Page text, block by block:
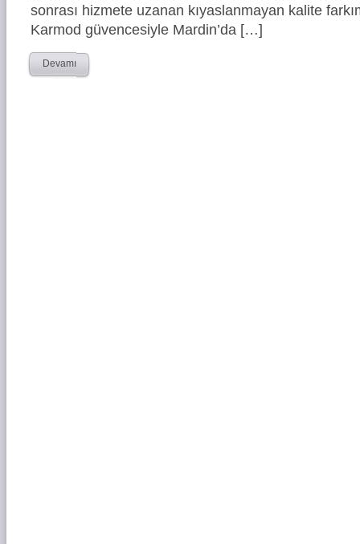
sonrası hizmete uzanan kıyaslanmayan kalite
Karmod güvencesiyle Mardin’da […]
Devamı